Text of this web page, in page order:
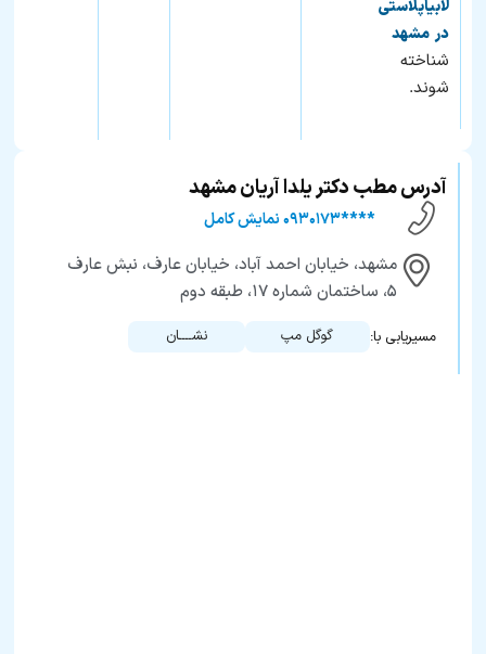
لابیاپلاستی
در مشهد
شناخته
شوند.
آدرس مطب دکتر یلدا آریان مشهد
****۰۹۳۰۱۷۳ نمایش کامل
مشهد، خیابان احمد آباد، خیابان عارف، نبش عارف
۵، ساختمان شماره ۱۷، طبقه دوم
مسیریابی با: گوگل مپ نشــــان